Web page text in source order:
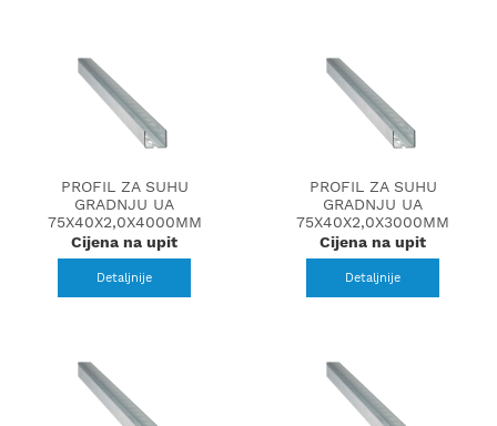
PROFIL ZA SUHU
GRADNJU UA
75X40X2,0X4000MM
Cijena na upit
Detaljnije
PROFIL ZA SUHU
GRADNJU UA
75X40X2,0X3000MM
Cijena na upit
Detaljnije